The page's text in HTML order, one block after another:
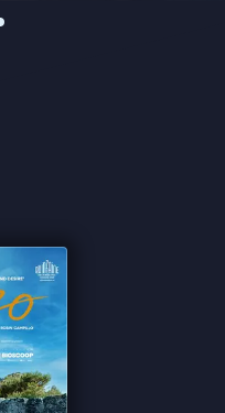
desire" ★★★★ The